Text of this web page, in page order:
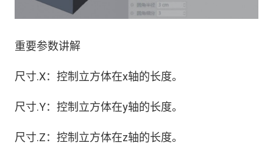
重要参数讲解
尺寸.X：控制立方体在x轴的长度。
尺寸.Y：控制立方体在y轴的长度。
尺寸.Z：控制立方体在z轴的长度。